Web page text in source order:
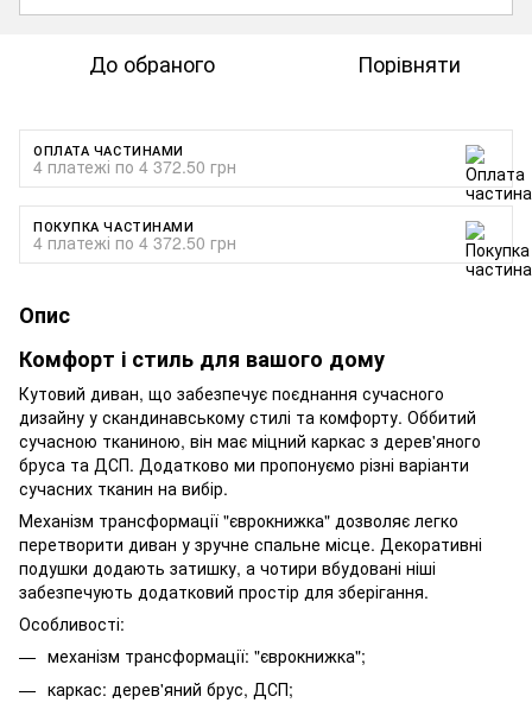
До обраного Порівняти
ОПЛАТА ЧАСТИНАМИ
4 платежі по 4 372.50 грн
ПОКУПКА ЧАСТИНАМИ
4 платежі по 4 372.50 грн
Опис
Комфорт і стиль для вашого дому
Кутовий диван, що забезпечує поєднання сучасного
дизайну у скандинавському стилі та комфорту. Оббитий
сучасною тканиною, він має міцний каркас з дерев'яного
бруса та ДСП. Додатково ми пропонуємо різні варіанти
сучасних тканин на вибір.
Механізм трансформації "єврокнижка" дозволяє легко
перетворити диван у зручне спальне місце. Декоративні
подушки додають затишку, а чотири вбудовані ніші
забезпечують додатковий простір для зберігання.
Особливості:
механізм трансформації: "єврокнижка";
каркас: дерев'яний брус, ДСП;